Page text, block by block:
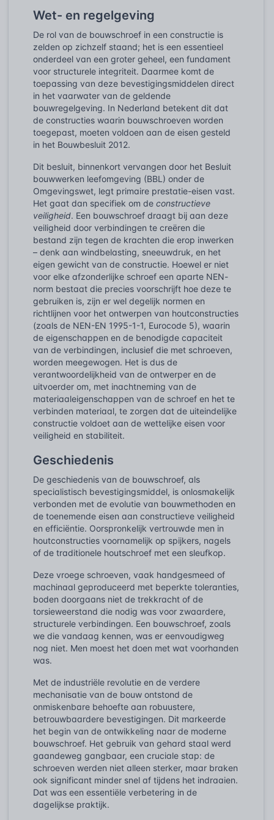
Wet- en regelgeving
De rol van de bouwschroef in een constructie is
zelden op zichzelf staand; het is een essentieel
onderdeel van een groter geheel, een fundament
voor structurele integriteit. Daarmee komt de
toepassing van deze bevestigingsmiddelen direct
in het vaarwater van de geldende
bouwregelgeving. In Nederland betekent dit dat
de constructies waarin bouwschroeven worden
toegepast, moeten voldoen aan de eisen gesteld
in het Bouwbesluit 2012.
Dit besluit, binnenkort vervangen door het Besluit
bouwwerken leefomgeving (BBL) onder de
Omgevingswet, legt primaire prestatie-eisen vast.
Het gaat dan specifiek om de constructieve
veiligheid. Een bouwschroef draagt bij aan deze
veiligheid door verbindingen te creëren die
bestand zijn tegen de krachten die erop inwerken
– denk aan windbelasting, sneeuwdruk, en het
eigen gewicht van de constructie. Hoewel er niet
voor elke afzonderlijke schroef een aparte NEN-
norm bestaat die precies voorschrijft hoe deze te
gebruiken is, zijn er wel degelijk normen en
richtlijnen voor het ontwerpen van houtconstructies
(zoals de NEN-EN 1995-1-1, Eurocode 5), waarin
de eigenschappen en de benodigde capaciteit
van de verbindingen, inclusief die met schroeven,
worden meegewogen. Het is dus de
verantwoordelijkheid van de ontwerper en de
uitvoerder om, met inachtneming van de
materiaaleigenschappen van de schroef en het te
verbinden materiaal, te zorgen dat de uiteindelijke
constructie voldoet aan de wettelijke eisen voor
veiligheid en stabiliteit.
Geschiedenis
De geschiedenis van de bouwschroef, als
specialistisch bevestigingsmiddel, is onlosmakelijk
verbonden met de evolutie van bouwmethoden en
de toenemende eisen aan constructieve veiligheid
en efficiëntie. Oorspronkelijk vertrouwde men in
houtconstructies voornamelijk op spijkers, nagels
of de traditionele houtschroef met een sleufkop.
Deze vroege schroeven, vaak handgesmeed of
machinaal geproduceerd met beperkte toleranties,
boden doorgaans niet de trekkracht of de
torsieweerstand die nodig was voor zwaardere,
structurele verbindingen. Een bouwschroef, zoals
we die vandaag kennen, was er eenvoudigweg
nog niet. Men moest het doen met wat voorhanden
was.
Met de industriële revolutie en de verdere
mechanisatie van de bouw ontstond de
onmiskenbare behoefte aan robuustere,
betrouwbaardere bevestigingen. Dit markeerde
het begin van de ontwikkeling naar de moderne
bouwschroef. Het gebruik van gehard staal werd
gaandeweg gangbaar, een cruciale stap: de
schroeven werden niet alleen sterker, maar braken
ook significant minder snel af tijdens het indraaien.
Dat was een essentiële verbetering in de
dagelijkse praktijk.